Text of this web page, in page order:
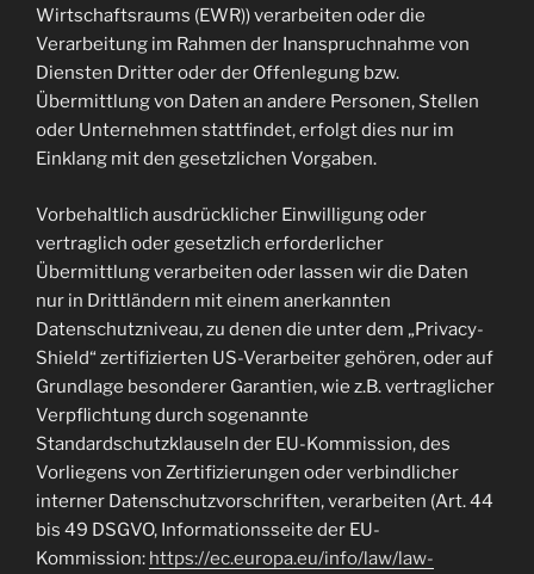
Wirtschaftsraums (EWR)) verarbeiten oder die
Verarbeitung im Rahmen der Inanspruchnahme von
Diensten Dritter oder der Offenlegung bzw.
Übermittlung von Daten an andere Personen, Stellen
oder Unternehmen stattfindet, erfolgt dies nur im
Einklang mit den gesetzlichen Vorgaben.
Vorbehaltlich ausdrücklicher Einwilligung oder
vertraglich oder gesetzlich erforderlicher
Übermittlung verarbeiten oder lassen wir die Daten
nur in Drittländern mit einem anerkannten
Datenschutzniveau, zu denen die unter dem „Privacy-
Shield“ zertifizierten US-Verarbeiter gehören, oder auf
Grundlage besonderer Garantien, wie z.B. vertraglicher
Verpflichtung durch sogenannte
Standardschutzklauseln der EU-Kommission, des
Vorliegens von Zertifizierungen oder verbindlicher
interner Datenschutzvorschriften, verarbeiten (Art. 44
bis 49 DSGVO, Informationsseite der EU-
Kommission: https://ec.europa.eu/info/law/law-